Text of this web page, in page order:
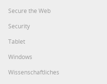
Secure the Web
Security
Tablet
Windows
Wissenschaftliches